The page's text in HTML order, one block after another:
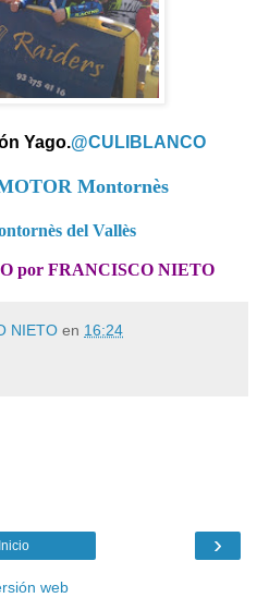
Yago.@CULIBLANCO
Montornès
del Vallès
por FRANCISCO NIETO
NIETO en 16:24
›
Inicio
web